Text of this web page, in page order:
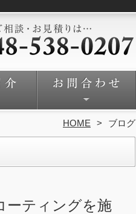
HOME ブログ
ーティングを施